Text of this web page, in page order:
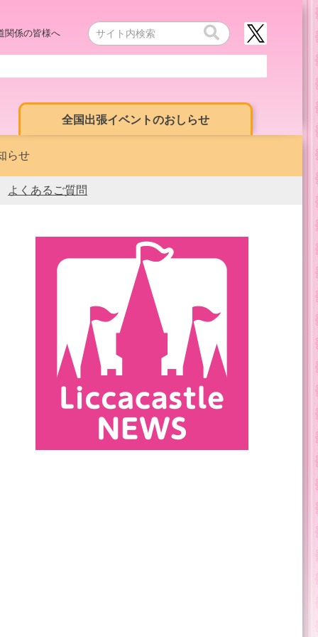
全国出張イベントのおしらせ
関係の皆様へ
らせ
よくあるご質問